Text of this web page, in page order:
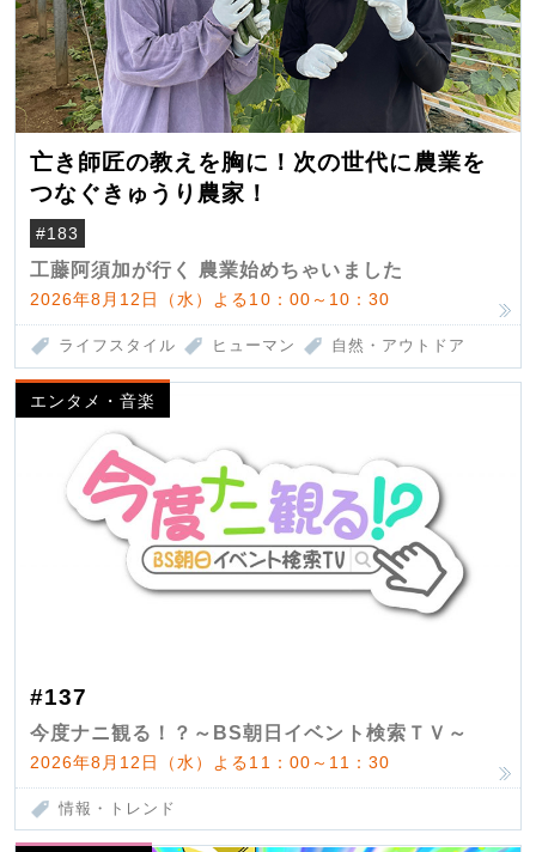
亡き師匠の教えを胸に！次の世代に農業を
つなぐきゅうり農家！
#183
工藤阿須加が行く 農業始めちゃいました
2026年8月12日（水）よる10：00～10：30
ライフスタイル ヒューマン 自然・アウトドア
エンタメ・音楽
#137
今度ナニ観る！？～BS朝日イベント検索ＴＶ～
2026年8月12日（水）よる11：00～11：30
情報・トレンド